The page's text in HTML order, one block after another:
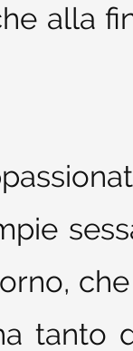
alla
tanto